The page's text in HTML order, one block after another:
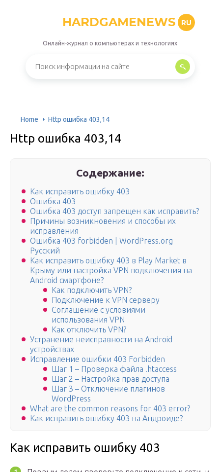
HARDGAMENEWS RU
Онлайн-журнал о компьютерах и технологиях
Home Http ошибка 403,14
Http ошибка 403,14
Содержание:
Как исправить ошибку 403
Ошибка 403
Ошибка 403 доступ запрещен как исправить?
Причины возникновения и способы их
исправления
Ошибка 403 forbidden | WordPress.org
Русский
Как исправить ошибку 403 в Play Market в
Крыму или настройка VPN подключения на
Android смартфоне?
Как подключить VPN?
Подключение к VPN серверу
Соглашение с условиями
использования VPN
Как отключить VPN?
Устранение неисправности на Android
устройствах
Исправление ошибки 403 Forbidden
Шаг 1 – Проверка файла .htaccess
Шаг 2 – Настройка прав доступа
Шаг 3 – Отключение плагинов
WordPress
What are the common reasons for 403 error?
Как исправить ошибку 403 на Андроиде?
Как исправить ошибку 403